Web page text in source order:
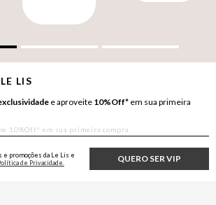
LE LIS
e aproveite 10%Off* em sua primeira
QUERO SER VIP
promoções da Le Lis e
de Privacidade.